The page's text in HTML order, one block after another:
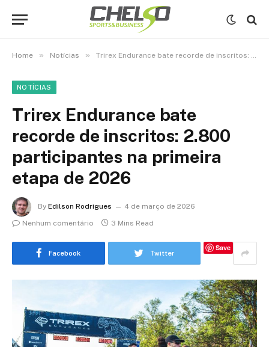
Home » Notícias » Trirex Endurance bate recorde de inscritos: 2.800 participantes na primeira etapa de 2026
NOTÍCIAS
Trirex Endurance bate
recorde de inscritos: 2.800
participantes na primeira
etapa de 2026
By Edilson Rodrigues
4 de março de 2026
Nenhum comentário
3 Mins Read
Facebook Twitter
Save